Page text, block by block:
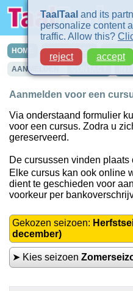
HOME CURSUSSEN IN-
AANMELDEN
Aanmelden voor een
Via onderstaand formulier
voor een cursus. Zodra u
gereserveerd.
De cursussen vinden plaats
Elke cursus kan ook online
dient te geschieden voor
voorkeur per
Gekozen seizoen:
december)
➤ Kies seizoen
TaalTaal and its
personalize content
traffic. Allow this?
reject
accept